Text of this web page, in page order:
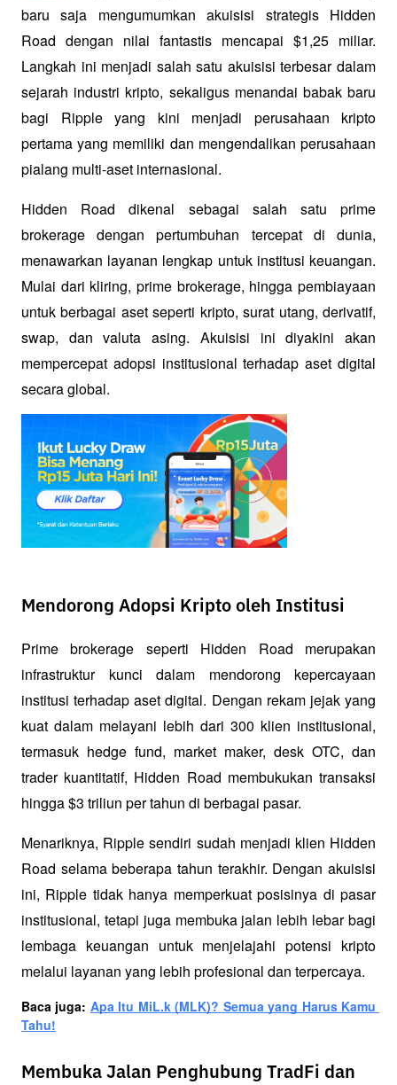
baru saja mengumumkan akuisisi strategis Hidden
Road dengan nilai fantastis mencapai $1,25 miliar.
Langkah ini menjadi salah satu akuisisi terbesar dalam
sejarah industri kripto, sekaligus menandai babak baru
bagi Ripple yang kini menjadi perusahaan kripto
pertama yang memiliki dan mengendalikan perusahaan
pialang multi-aset internasional.
Hidden Road dikenal sebagai salah satu prime
brokerage dengan pertumbuhan tercepat di dunia,
menawarkan layanan lengkap untuk institusi keuangan.
Mulai dari kliring, prime brokerage, hingga pembiayaan
untuk berbagai aset seperti kripto, surat utang, derivatif,
swap, dan valuta asing. Akuisisi ini diyakini akan
mempercepat adopsi institusional terhadap aset digital
secara global.
Mendorong Adopsi Kripto oleh Institusi
Prime brokerage seperti Hidden Road merupakan
infrastruktur kunci dalam mendorong kepercayaan
institusi terhadap aset digital. Dengan rekam jejak yang
kuat dalam melayani lebih dari 300 klien institusional,
termasuk hedge fund, market maker, desk OTC, dan
trader kuantitatif, Hidden Road membukukan transaksi
hingga $3 triliun per tahun di berbagai pasar.
Menariknya, Ripple sendiri sudah menjadi klien Hidden
Road selama beberapa tahun terakhir. Dengan akuisisi
ini, Ripple tidak hanya memperkuat posisinya di pasar
institusional, tetapi juga membuka jalan lebih lebar bagi
lembaga keuangan untuk menjelajahi potensi kripto
melalui layanan yang lebih profesional dan terpercaya.
Baca juga: Apa Itu MiL.k (MLK)? Semua yang Harus Kamu
Tahu!
Membuka Jalan Penghubung TradFi dan